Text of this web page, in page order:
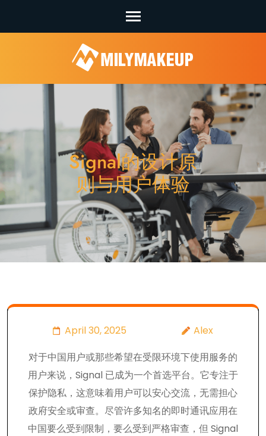
Signal的设计原
则与用户体验
April 30, 2025
Alex
对于中国用户或那些希望在受限环境下使用服务的
用户来说，Signal 已成为一个首选平台。它专注于
保护隐私，这意味着用户可以安心交流，无需担心
政府安全或审查。尽管许多知名的即时通讯应用在
中国要么受到限制，要么受到严格审查，但 Signal